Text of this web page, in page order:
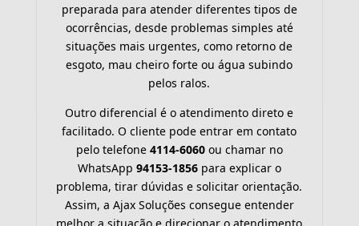
preparada para atender diferentes tipos de
ocorrências, desde problemas simples até
situações mais urgentes, como retorno de
esgoto, mau cheiro forte ou água subindo
pelos ralos.
Outro diferencial é o atendimento direto e
facilitado. O cliente pode entrar em contato
pelo telefone 4114-6060ou chamar no
WhatsApp 94153-1856para explicar o
problema, tirar dúvidas e solicitar orientação.
Assim, a Ajax Soluções consegue entender